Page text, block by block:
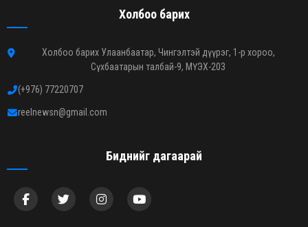
Холбоо барих
Холбоо барих Улаанбаатар, Чингэлтэй дүүрэг, 1-р хороо,
Сүхбаатарын талбай-9, МҮЭХ-203
(+976) 77220707
reelnewsn@gmail.com
Биднийг дагаарай